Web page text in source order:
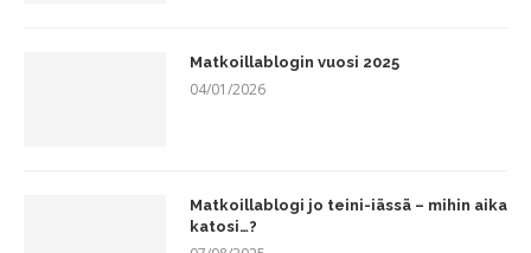
Matkoillablogin vuosi 2025
04/01/2026
Matkoillablogi jo teini-iässä – mihin aika
katosi…?